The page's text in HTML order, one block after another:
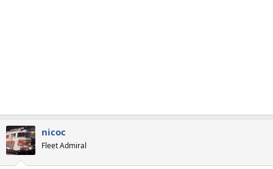
nicoc
Fleet Admiral